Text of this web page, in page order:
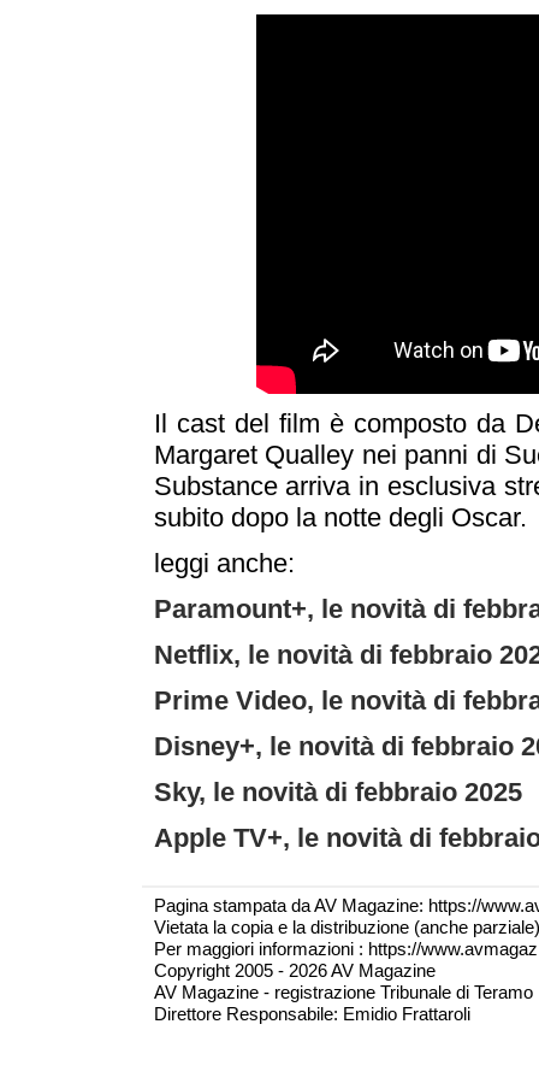
Il cast del film è composto da
Margaret Qualley nei panni di
Substance arriva in esclusiva
subito dopo la notte degli Oscar.
leggi anche:
Paramount+, le novità di
Netflix, le novità di febbraio
Prime Video, le novità di
Disney+, le novità di febbraio
Sky, le novità di febbraio 2025
Apple TV+, le novità di
Pagina stampata da AV Magazine: https://
Vietata la copia e la distribuzione (anche
Per maggiori informazioni : https://
Copyright 2005 - 2026 AV Magazine
AV Magazine - registrazione Tribunale di
Direttore Responsabile: Emidio Frattaroli